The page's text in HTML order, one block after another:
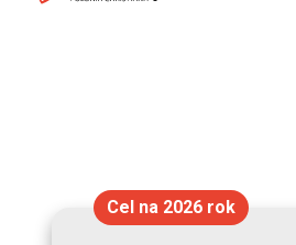
Cel na 2026 rok